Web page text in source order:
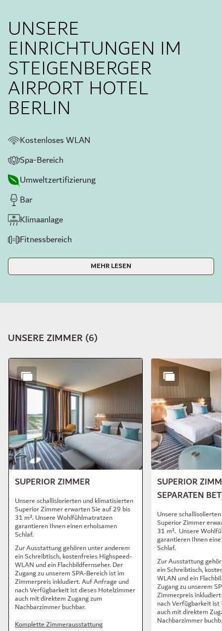
UNSERE
EINRICHTUNGEN IM
STEIGENBERGER
AIRPORT HOTEL
BERLIN
Kostenloses WLAN
Spa-Bereich
Umweltzertifizierung
Bar
Klimaanlage
Fitnessbereich
MEHR LESEN
UNSERE ZIMMER(6)
Dia 1 von 6
SUPERIOR ZIMMER
Unsere schallislorierten und klimatisierten
Superior Zimmer erwarten Sie auf 29 bis
31 m². Unsere Wohlfühlmatratzen
garantieren Ihnen einen erholsamen
Schlaf.
Zur Ausstattung gehören unter anderem
ein Schreibtisch, kostenfreies Highspeed-
WLAN und ein Flachbildfernseher. Der
Zugang zu unserem SPA-Bereich ist im
Zimmerpreis inkludiert. Auf Anfrage und
nach Verfügbarkeit ist dieses Hotelzimmer
auch mit direktem Zugang zum
Nachbarzimmer buchbar.
Komplette Zimmerausstattung
SUPERIOR
SEPARATEN
Unsere
Superior Zimmer
31 m². Unsere
garantieren Ihnen
Schlaf.
Zur Ausstattung
ein Schreibtisch,
WLAN und ein
Zugang zu unserem
Zimmerpreis
nach Verfügbarkeit
auch mit direktem
Nachbarzimmer